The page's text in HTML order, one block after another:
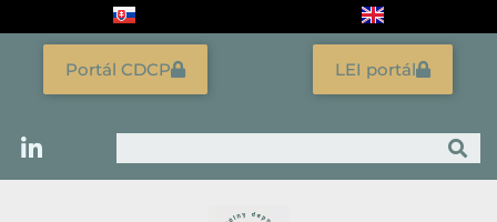
Vyhľadať
LEI portál
Portál CDCP